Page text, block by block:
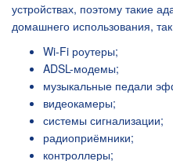
устройствах, поэтому такие
домашнего использования,
Wi-Fi роутеры;
ADSL-модемы;
музыкальные педали
видеокамеры;
системы сигнализации;
радиоприёмники;
контроллеры;